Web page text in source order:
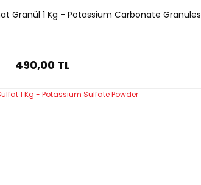
Granül 1 Kg - Potassium Carbonate Granules
490,00 TL